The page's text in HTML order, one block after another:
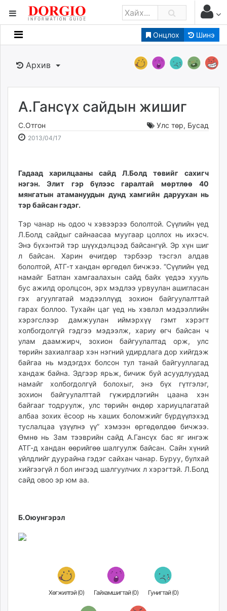
Онцлох Шинэ
Мэдээллийн
Банк санхүү
Бизнес ААН
Төрийн
caak.mn
news.mn
zindaa.mn
Baabar.mn
tovch.mn
ikon.mn
mnb.mn
Livetv.mn
Eguur.mn
24tsag.mn
shuud.mn
eagle.mn
ergelt.mn
today.mn
zuv.mn
mminfo.mn
ugluu.mn
urlag.mn
unen.mn
asu.mn
shudarga.mn
shuurhai.mn
unuudur.mn
isee.mn
itoim.mn
shuum.mn
Архив
А.Гансүх сайдын жишиг
С.Отгон Улс төр, Бусад
2013/04/17
14:57:42
10:15:07
Гадаад харилцааны сайд Л.Болд төвийг сахигч
нэгэн. Элит гэр бүлээс гаралтай мөртлөө 40
мянгатын атамануудын дунд хамгийн даруухан нь
тэр байсан гэдэг.
Тэр чанар нь одоо ч хэвээрээ бололтой. Сүүлийн үед
Л.Болд сайдыг сайнаасаа муугаар цоллох нь ихэсч.
Энэ бүхэнтэй тэр шүүхдэлцээд байсангүй. Эр хүн шиг
л байсан. Харин өчигдөр тэрбээр тэсгэл алдав
бололтой, АТГ-т хандан өргөдөл бичжээ. “Сүүлийн үед
намайг Батлан хамгаалахын сайд байх үедээ хууль
бус ажилд оролцсон, эрх мэдлээ урвуулан ашигласан
гэх агуулгатай мэдээллүүд зохион байгуулалттай
гарах боллоо. Тухайн цаг үед нь хэвлэл мэдээллийн
хэрэгслээр дамжуулан иймэрхүү гэмт хэрэгт
холбогдолгүй гэдгээ мэдээлж, хариу өгч байсан ч
улам даамжирч, зохион байгуулалтад орж, улс
төрийн захиалгаар хэн нэгний удирдлага дор хийгдэж
байгаа нь мэдэгдэх болсон тул танай байгууллагад
хандаж байна. Эдгээр ярьж, бичиж буй асуудлуудад
намайг холбогдолгүй болохыг, энэ бүх гүтгэлэг,
зохион байгуулалттай гүжирдлэгийн цаа­на хэн
байгааг тодруулж, улс төрийн өндөр хариуцлагатай
албаа зохих ёсоор нь хаших боломжийг бүрдүүлэхэд
туслалцаа үзүүлнэ үү” хэмээн өргөдөлдөө бичжээ.
Өмнө нь Зам тээврийн сайд А.Гансүх бас яг ингэж
АТГ-д хандан өөрийгөө шалгуулж байсан. Сайн хүний
үйлдлийг дуурайна гэдэг сайхан чанар. Буруу, булхай
хийгээгүй л бол ингээд шалгуулчих л хэрэгтэй. Л.Болд
сайд овоо эр юм аа.
Б.Оюунгэрэл
Хөгжилтэй (0) Гайхамшигтай (0) Гунигтай (0)